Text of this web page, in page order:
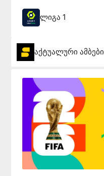
ლიგა 1
აქტუალური ამბები